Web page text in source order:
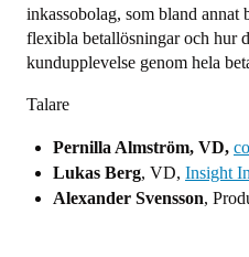
inkassobolag, som bland annat
flexibla betallösningar och hur
kundupplevelse genom hela
Talare
Pernilla Almström, VD,
Lukas Berg, VD, Insight
Alexander Svensson,